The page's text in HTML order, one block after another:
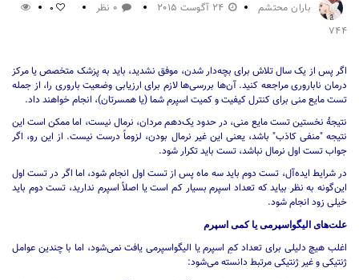
باران محتشم 24 آگوست 2015 0 نظر 0
744
اگر پس از یک سال تلاش برای بچه‌دار شدن، موفق نشدید، باید به پزشک متخصص یا مرکز
درمان ناباروری مراجعه کنید. آن‌ها بررسی‌ها لازم برای ارزیابی وضعیت باروری را، از جمله
تست مایع منی برای کنترل کیفیت و کمیت اسپرم شما (یا همسرتان)، انجام خواهند داد.
نتیجۀ نخستین تست مایع منی، در حدود یک‌دهم مردان، نرمال نیست، اما ممکن است این
نتیجه "منفی کاذب" باشد، یعنی این غیر نرمال بودن، لزوماً درست نیست. از این رو، اگر
جواب تست اول نرمال نباشد، تست باید تکرار شود.
در شرایط ایده‌آل، تست دوم باید سه ماه پس از تست اول انجام شود، اما اگر در تست اول
این‌گونه به نظر بیاید که تعداد اسپرم بسیار کم است یا اصلاً اسپرم ندارید، تست دوم باید
خیلی زود انجام شود.
علت‌های الیگواسپرمی یا کمی اسپرم
اغلب هیچ دلیلی برای تعداد کمِ اسپرم یا الیگواسپرمی یافت نمی‌شود، اما با چندین عوامل
ژنتیکی و غیر ژنتیکی مرتبط دانسته می‌شود: